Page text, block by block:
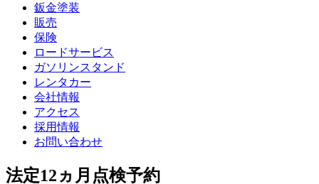
鈑金塗装
販売
保険
ロードサービス
ガソリンスタンド
レンタカー
会社情報
アクセス
採用情報
お問い合わせ
法定12ヵ月点検予約